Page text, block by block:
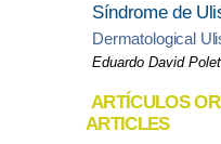
Síndrome de
Dermatological
Eduardo David
ARTÍCULOS
ARTICLES